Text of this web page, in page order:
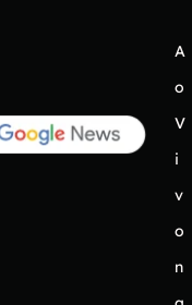
A
o
V
i
v
o
n